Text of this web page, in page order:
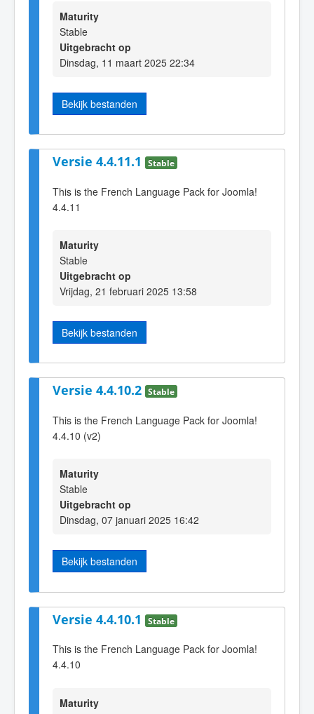
Maturity
Stable
Uitgebracht op
Dinsdag, 11 maart 2025 22:34
Bekijk bestanden
Versie 4.4.11.1 Stable
This is the French Language Pack for Joomla!
4.4.11
Maturity
Stable
Uitgebracht op
Vrijdag, 21 februari 2025 13:58
Bekijk bestanden
Versie 4.4.10.2 Stable
This is the French Language Pack for Joomla!
4.4.10 (v2)
Maturity
Stable
Uitgebracht op
Dinsdag, 07 januari 2025 16:42
Bekijk bestanden
Versie 4.4.10.1 Stable
This is the French Language Pack for Joomla!
4.4.10
Maturity